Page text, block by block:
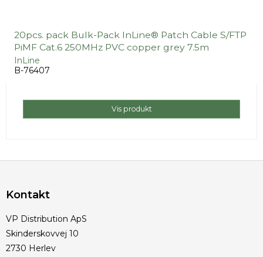
20pcs. pack Bulk-Pack InLine® Patch Cable S/FTP
PiMF Cat.6 250MHz PVC copper grey 7.5m
InLine
B-76407
Vis produkt
Kontakt
VP Distribution ApS
Skinderskovvej 10
2730 Herlev